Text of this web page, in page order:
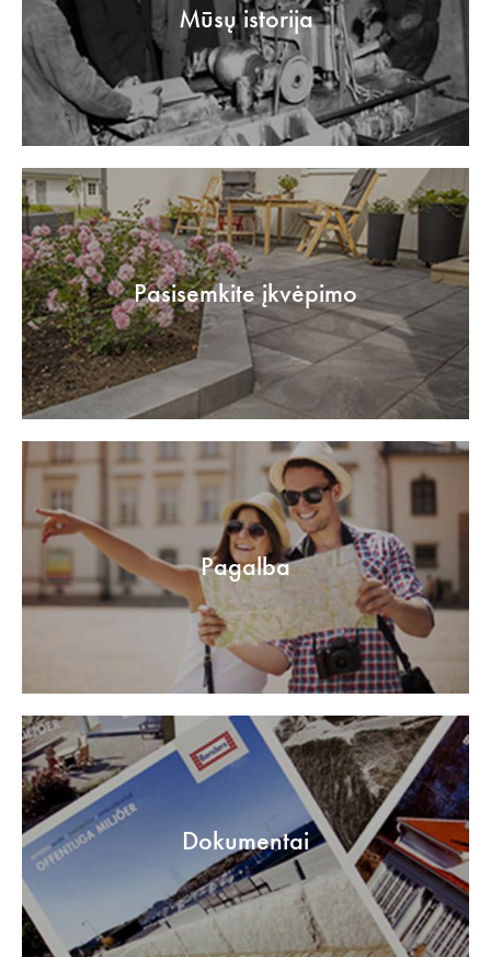
Mūsų istorija
Pasisemkite įkvėpimo
Pagalba
Dokumentai